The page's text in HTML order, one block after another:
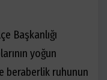
Başkanlığı
yoğun
beraberlik ruhunun